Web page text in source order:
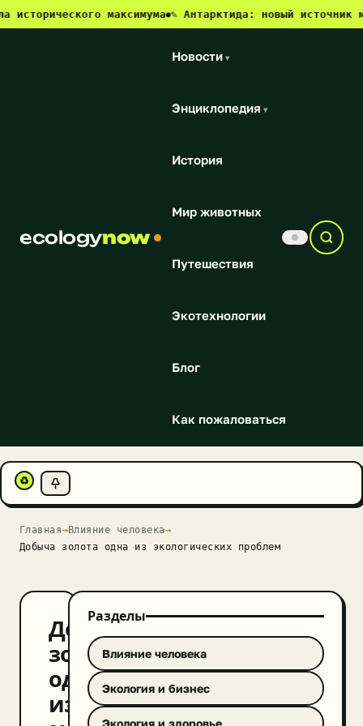
максимума●✎ Антарктида: новый источник метана
ecologynow
Новости ▾
Энциклопедия ▾
История
Мир животных
Путешествия
Экотехнологии
Блог
Как пожаловаться
♻
Главная→Влияние человека→
Добыча золота одна из экологических проблем
Добыча
золота
одна
из
Разделы
Влияние человека
Экология и бизнес
Экология и здоровье